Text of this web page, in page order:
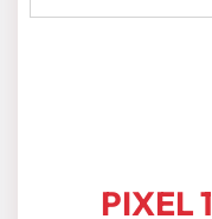
PIXEL